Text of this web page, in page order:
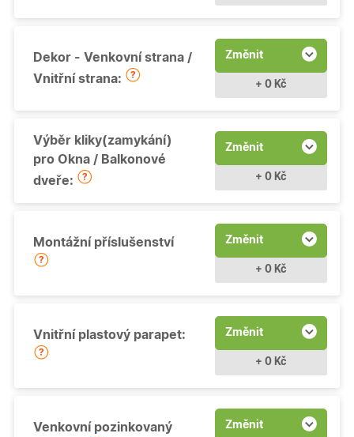
Dekor - Venkovní strana /
Vnitřní strana:
Změnit
+ 0 Kč
Výběr kliky(zamykání)
pro Okna / Balkonové
dveře:
Změnit
+ 0 Kč
Montážní příslušenství Změnit
+ 0 Kč
Vnitřní plastový parapet: Změnit
+ 0 Kč
Venkovní pozinkovaný
Změnit